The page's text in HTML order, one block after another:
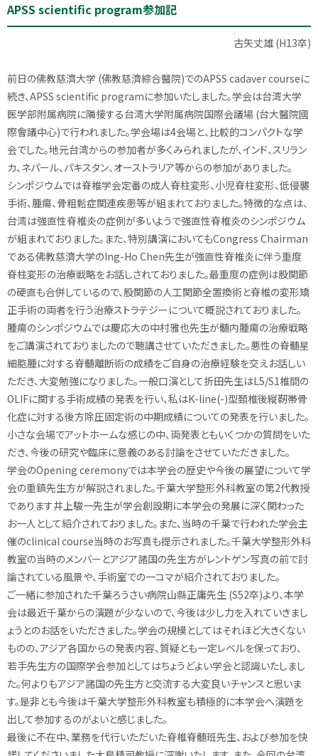
APSS scientific program参加記
古矢丈雄 (H13卒)
前日の佛教慈濟大学 (佛教慈濟綜合醫院)でのAPSS cadaver courseに
続き、APSS scientific programに参加いたしました。学会は台湾大学
医学部附属病院に隣接する台湾大学附属病院国際会議場 (台大醫院國
際會議中心)で行われました。学会場は4会場と、比較的コンパクトな学
会でした。地元台湾からの参加者が多くみられましたが、インド、スリラン
カ、ネパール、パキスタン、オーストラリア等からの参加がありました。
シンポジウムでは脊椎学会定番の成人脊柱変形、小児脊柱変形、低侵襲
手術、腫瘍、骨粗鬆症関連疾患等が組まれておりました。特徴的な点は、
台湾は強直性脊椎炎の症例が多いようで強直性脊椎炎のシンポジウム
が組まれておりました。また、特別講演においてもCongress Chairman
である佛教慈濟大学のIng-Ho Chen先生が強直性脊椎炎に伴う重度
脊柱変形の治療戦略をお話しされておりました。最重度の症例は股関節
の硬直も合併しているので、股関節の人工関節全置換術と脊椎の変形矯
正手術の両者を行う治療ストラテジーについて概説されておりました。
腫瘍のシンポジウムでは慶応大の中村雅也先生が髄内腫瘍の治療戦略
をご講演されておりましたので聴講させていただきました。悪性の脊髄星
細胞腫に対する脊髄離断術の成績をご自身の治療経験を交えお話しい
ただき、大変勉強になりました。一般口演として折田先生はL5/S1椎間の
OLIFに関する手術成績の発表を行い、私はK-line(-)型頚椎後縦靭帯骨
化症に対する後方除圧固定術の中期成績についての発表を行いました。
小さな会場でアットホームな感じの中、両発表ともいくつかの質問をいた
だき、今後の研究や臨床に意義のある討論をさせていただきました。
学会のOpening ceremonyでは本学会の歴史や今後の展望について学
会の重鎮先生方が解説されました。千葉大学整形外科教室の第2代教授
であります井上駿一先生が学会創設期に本学会の発展に深く関わった
お一人として紹介されておりました。また、当時の千葉で行われた学会主
催のclinical course当時のお写真も提示されました。千葉大学整形外科
教室の当時のメンバーとアジア諸国の先生方がレントゲン写真の前で討
論されている風景や、手術室での一コマが紹介されておりました。
ご一緒に参加された千葉ろうさい病院山縣正庸先生 (S52卒)より、本学
会は最近千葉からの演題が少ないので、今後は少し力を入れていきまし
ょうとのお話をいただきました。学会の規模としてはそれほど大きくない
ものの、アジア各国からの発表内容、質疑とも一定レベルを保っており、
若手先生方の国際学会参加としてはちょうどよい学会と認識いたしまし
た。何よりもアジア諸国の先生方と交流する大変良いチャンスと思いま
す。是非とも今後は千葉大学整形外科教室も積極的に本学会へ演題を
出して参加するのがよいと感じました。
最後に不在中、業務を代行いただいた脊椎脊髄班先生、および参加を快